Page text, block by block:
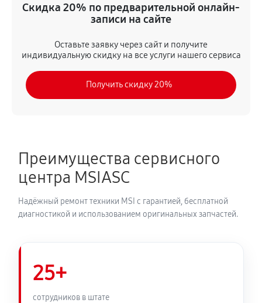
Скидка 20% по предварительной онлайн-
записи на сайте
Оставьте заявку через сайт и получите
индивидуальную скидку на все услуги нашего сервиса
Получить скидку 20%
Преимущества сервисного
центра MSIASC
Надёжный ремонт техники MSI с гарантией, бесплатной
диагностикой и использованием оригинальных запчастей.
25+
сотрудников в штате